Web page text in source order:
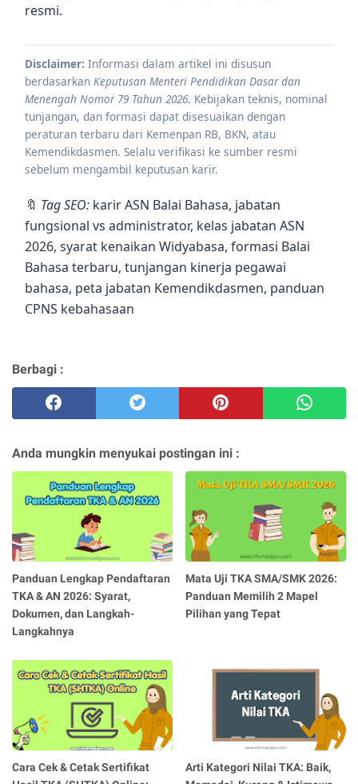
resmi.
Disclaimer: Informasi dalam artikel ini disusun
berdasarkan Keputusan Menteri Pendidikan Dasar dan
Menengah Nomor 79 Tahun 2026. Kebijakan teknis, nominal
tunjangan, dan formasi dapat disesuaikan dengan
peraturan terbaru dari Kemenpan RB, BKN, atau
Kemendikdasmen. Selalu verifikasi ke sumber resmi
sebelum mengambil keputusan karir.
🔖 Tag SEO: karir ASN Balai Bahasa, jabatan
fungsional vs administrator, kelas jabatan ASN
2026, syarat kenaikan Widyabasa, formasi Balai
Bahasa terbaru, tunjangan kinerja pegawai
bahasa, peta jabatan Kemendikdasmen, panduan
CPNS kebahasaan
Berbagi :
Anda mungkin menyukai postingan ini :
Panduan Lengkap Pendaftaran
TKA & AN 2026: Syarat,
Dokumen, dan Langkah-
Langkahnya
Mata Uji TKA SMA/SMK 2026:
Panduan Memilih 2 Mapel
Pilihan yang Tepat
Cara Cek & Cetak Sertifikat
Arti Kategori Nilai TKA: Baik,